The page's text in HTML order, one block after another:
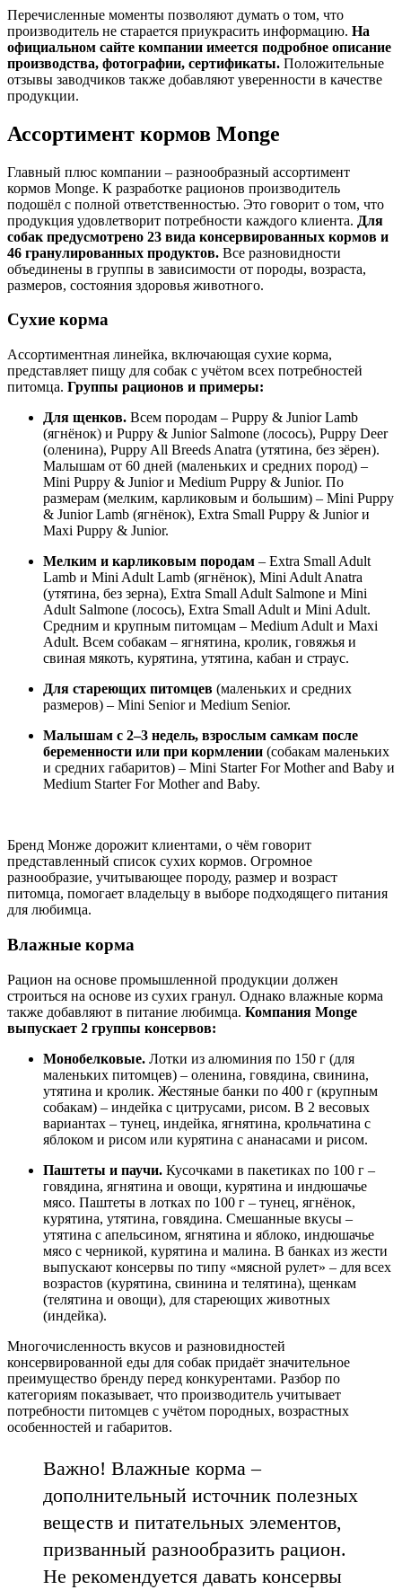
Перечисленные моменты позволяют думать о том, что
производитель не старается приукрасить информацию. На
официальном сайте компании имеется подробное описание
производства, фотографии, сертификаты. Положительные
отзывы заводчиков также добавляют уверенности в качестве
продукции.
Ассортимент кормов Monge
Главный плюс компании – разнообразный ассортимент
кормов Monge. К разработке рационов производитель
подошёл с полной ответственностью. Это говорит о том, что
продукция удовлетворит потребности каждого клиента. Для
собак предусмотрено 23 вида консервированных кормов и
46 гранулированных продуктов. Все разновидности
объединены в группы в зависимости от породы, возраста,
размеров, состояния здоровья животного.
Сухие корма
Ассортиментная линейка, включающая сухие корма,
представляет пищу для собак с учётом всех потребностей
питомца. Группы рационов и примеры:
Для щенков. Всем породам – Puppy & Junior Lamb
(ягнёнок) и Puppy & Junior Salmone (лосось), Puppy Deer
(оленина), Puppy All Breeds Anatra (утятина, без зёрен).
Малышам от 60 дней (маленьких и средних пород) –
Mini Puppy & Junior и Medium Puppy & Junior. По
размерам (мелким, карликовым и большим) – Mini Puppy
& Junior Lamb (ягнёнок), Extra Small Puppy & Junior и
Maxi Puppy & Junior.
Мелким и карликовым породам – Extra Small Adult
Lamb и Mini Adult Lamb (ягнёнок), Mini Adult Anatra
(утятина, без зерна), Extra Small Adult Salmone и Mini
Adult Salmone (лосось), Extra Small Adult и Mini Adult.
Средним и крупным питомцам – Medium Adult и Maxi
Adult. Всем собакам – ягнятина, кролик, говяжья и
свиная мякоть, курятина, утятина, кабан и страус.
Для стареющих питомцев (маленьких и средних
размеров) – Mini Senior и Medium Senior.
Малышам с 2–3 недель, взрослым самкам после
беременности или при кормлении (собакам маленьких
и средних габаритов) – Mini Starter For Mother and Baby и
Medium Starter For Mother and Baby.
Бренд Монже дорожит клиентами, о чём говорит
представленный список сухих кормов. Огромное
разнообразие, учитывающее породу, размер и возраст
питомца, помогает владельцу в выборе подходящего питания
для любимца.
Влажные корма
Рацион на основе промышленной продукции должен
строиться на основе из сухих гранул. Однако влажные корма
также добавляют в питание любимца. Компания Monge
выпускает 2 группы консервов:
Монобелковые. Лотки из алюминия по 150 г (для
маленьких питомцев) – оленина, говядина, свинина,
утятина и кролик. Жестяные банки по 400 г (крупным
собакам) – индейка с цитрусами, рисом. В 2 весовых
вариантах – тунец, индейка, ягнятина, крольчатина с
яблоком и рисом или курятина с ананасами и рисом.
Паштеты и паучи. Кусочками в пакетиках по 100 г –
говядина, ягнятина и овощи, курятина и индюшачье
мясо. Паштеты в лотках по 100 г – тунец, ягнёнок,
курятина, утятина, говядина. Смешанные вкусы –
утятина с апельсином, ягнятина и яблоко, индюшачье
мясо с черникой, курятина и малина. В банках из жести
выпускают консервы по типу «мясной рулет» – для всех
возрастов (курятина, свинина и телятина), щенкам
(телятина и овощи), для стареющих животных
(индейка).
Многочисленность вкусов и разновидностей
консервированной еды для собак придаёт значительное
преимущество бренду перед конкурентами. Разбор по
категориям показывает, что производитель учитывает
потребности питомцев с учётом породных, возрастных
особенностей и габаритов.
Важно! Влажные корма –
дополнительный источник полезных
веществ и питательных элементов,
призванный разнообразить рацион.
Не рекомендуется давать консервы